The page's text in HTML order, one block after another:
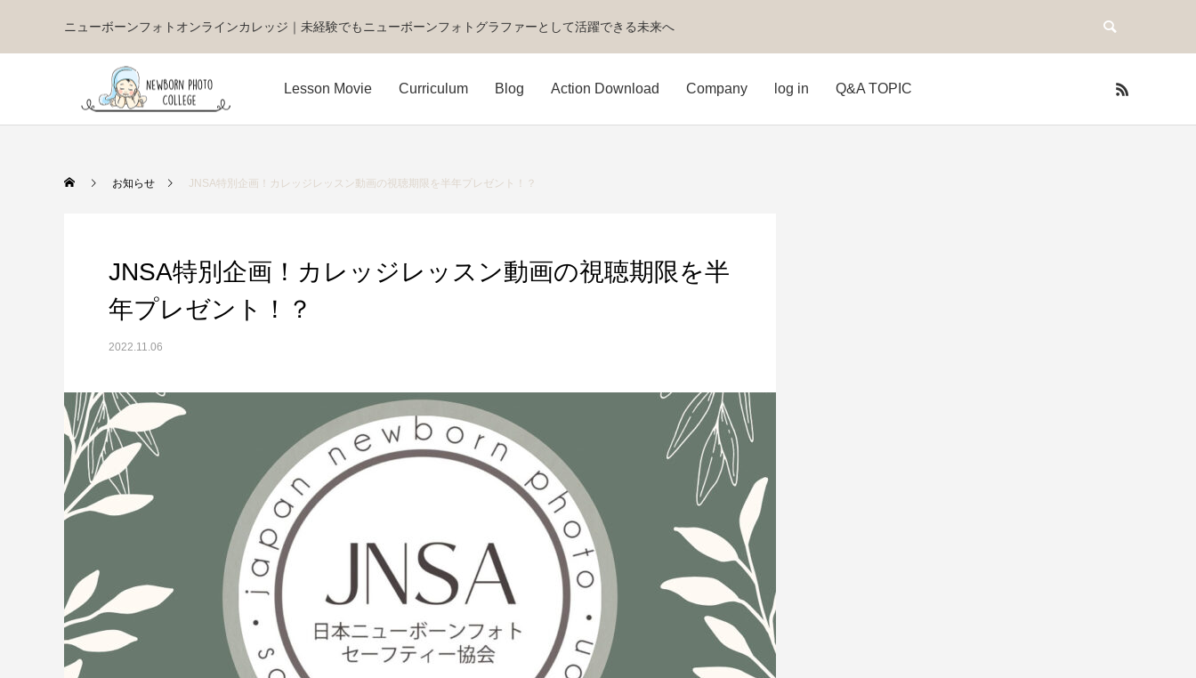
ニューボーンフォトオンラインカレッジ｜未経験でもニューボーンフォトグラファーとして活躍できる未来へ
Lesson Movie Curriculum Blog Action Download Company log in Q&A TOPIC
お知らせ JNSA特別企画！カレッジレッスン動画の視聴期限を半年プレゼント！？
JNSA特別企画！カレッジレッスン動画の視聴期限を半
年プレゼント！？
2022.11.06